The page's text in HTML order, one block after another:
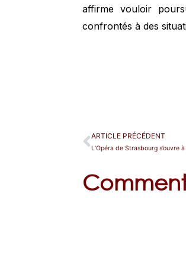
affirme vouloir
confrontés à des
ARTICLE PRÉCÉDENT
L’Opéra de Strasbourg s’ouvre